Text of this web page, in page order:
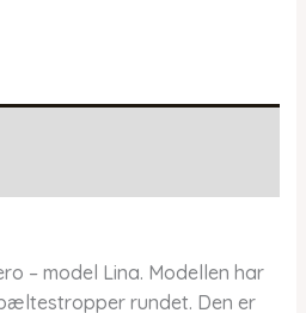
– model Lina. Modellen har
rundet. Den er